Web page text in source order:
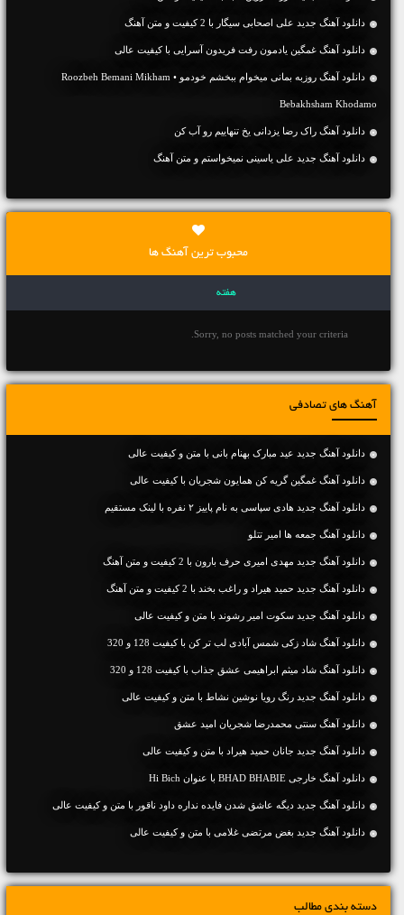
دانلود آهنگ جديد علی اصحابی سیگار با 2 کیفیت و متن آهنگ
دانلود آهنگ غمگین یادمون رفت فریدون آسرایی با کیفیت عالی
دانلود آهنگ روزبه بمانی میخوام ببخشم خودمو • Roozbeh Bemani Mikham
Bebakhsham Khodamo
دانلود آهنگ راک رضا یزدانی یخ تنهاییم رو آب کن
دانلود آهنگ جديد علی یاسینی نمیخواستم و متن آهنگ
محبوب ترین آهنگ ها
هفته
Sorry, no posts matched your criteria.
آهنگ های تصادفی
دانلود آهنگ جديد عید مبارک بهنام بانی با متن و کیفیت عالی
دانلود آهنگ غمگین گریه کن همایون شجریان با کیفیت عالی
دانلود آهنگ جديد هادی سپاسی به نام پاییز ۲ نفره با لینک مستقیم
دانلود آهنگ جمعه ها امیر تتلو
دانلود آهنگ جديد مهدی امیری حرف بارون با 2 کیفیت و متن آهنگ
دانلود آهنگ جديد حمید هیراد و راغب بخند با 2 کیفیت و متن آهنگ
دانلود آهنگ جديد سکوت امیر رشوند با متن و کیفیت عالی
دانلود آهنگ شاد زکی شمس آبادی لب تر کن با کیفیت 128 و 320
دانلود آهنگ شاد میثم ابراهیمی عشق جذاب با کیفیت 128 و 320
دانلود آهنگ جديد رنگ رویا نوشین نشاط با متن و کیفیت عالی
دانلود آهنگ سنتی محمدرضا شجریان امید عشق
دانلود آهنگ جديد جانان حمید هیراد با متن و کیفیت عالی
دانلود آهنگ خارجی BHAD BHABIE با عنوان Hi Bich
دانلود آهنگ جديد دیگه عاشق شدن فایده نداره داود ناقور با متن و کیفیت عالی
دانلود آهنگ جديد بغض مرتضی غلامی با متن و کیفیت عالی
دسته بندی مطالب